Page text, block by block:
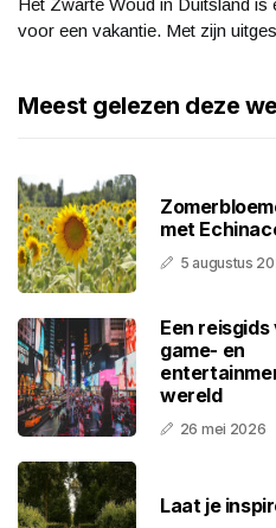
Het Zwarte Woud in Duitsland is
voor een vakantie. Met zijn
Meest gelezen deze
met
5 augustus
Een
game- en
wereld
26 mei 2026
Laat je